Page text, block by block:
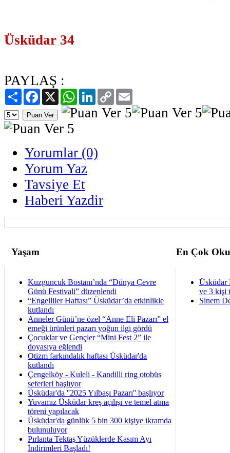
Üsküdar 34
PAYLAŞ :
PaylaşFacebook
X WhatsAppLinkedIn
Copy
Link
Yorumlar (0)
Yorum Yaz
Tavsiye Et
Haberi Yazdir
Yaşam En Çok
Kuzguncuk Bostanı’nda “Dünya Çevre
Günü Festivali” düzenlendi
“Engelliler Haftası” Üsküdar’da etkinlikle
kutlandı
Anneler Günü’ne özel “Anne Eli Pazarı” el
emeği ürünleri pazarı yoğun ilgi gördü
Çocuklar ve Gençler “Mini Fest 2” ile
doyasıya eğlendi
Otizm farkındalık haftası Üsküdar'da
kutlandı
Çengelköy - Kuleli - Kandilli ring otobüs
seferleri başlıyor
Üsküdar'da ''2025 Yılbaşı Pazarı'' başlıyor
Yuvamız Üsküdar kreş açılışı ve temel atma
töreni yapılacak
Üsküdar'da günlük 5 bin 300 kişiye ikramda
bulunuluyor
Pırlanta Tektaş Yüzüklerde Kasım Ayı
İndirimleri Başladı!
Üsküdar
ve 3 kişi
Sinem